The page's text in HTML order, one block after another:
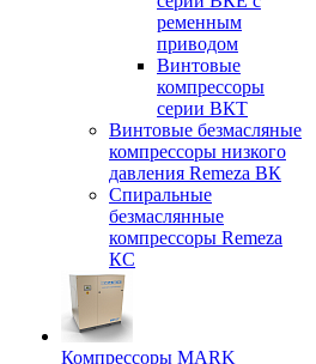
ременным
приводом
Винтовые
компрессоры
серии ВКТ
Винтовые безмасляные
компрессоры низкого
давления Remeza ВК
Спиральные
безмаслянные
компрессоры Remeza
КС
Компрессоры MARK